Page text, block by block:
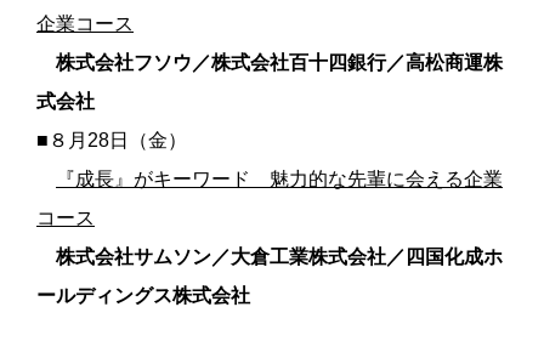
企業コース
株式会社フソウ／株式会社百十四銀行／高松商運株
式会社
■８月28日（金）
『成長』がキーワード 魅力的な先輩に会える企業
コース
株式会社サムソン／大倉工業株式会社／四国化成ホ
ールディングス株式会社